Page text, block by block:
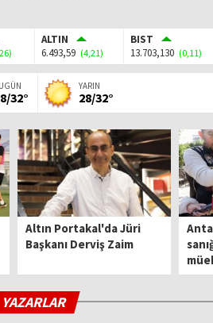
ALTIN
6.493,59 (4,21)
BIST
13.703,130 (0,11)
32°
YARIN
28/32°
Altın Portakal'da Jüri
Başkanı Derviş Zaim
YAZARLAR